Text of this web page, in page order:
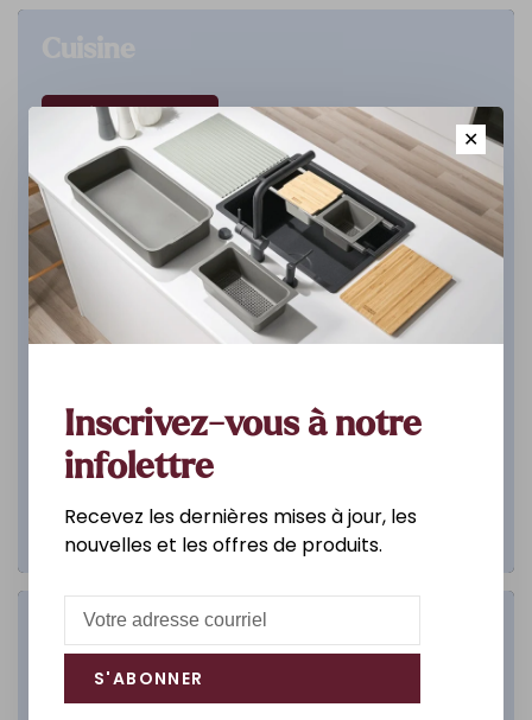
DÉCOUVREZ
Salle de bain
✕
Inscrivez-vous à notre
infolettre
Recevez les dernières mises à jour, les
nouvelles et les offres de produits.
S'ABONNER